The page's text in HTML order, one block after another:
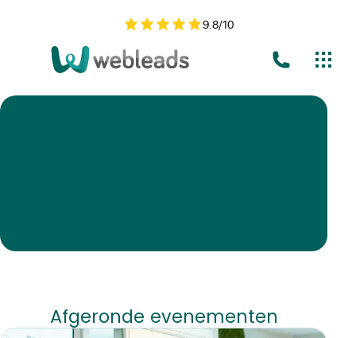
9.8/10
Afgeronde evenementen